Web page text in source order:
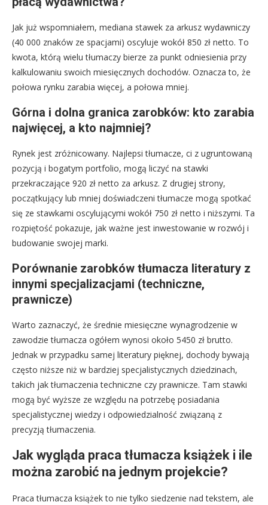
Jak już wspomniałem, mediana stawek za arkusz wydawniczy
(40 000 znaków ze spacjami) oscyluje wokół 850 zł netto. To
kwota, którą wielu tłumaczy bierze za punkt odniesienia przy
kalkulowaniu swoich miesięcznych dochodów. Oznacza to, że
połowa rynku zarabia więcej, a połowa mniej.
Górna i dolna granica zarobków: kto zarabia
najwięcej, a kto najmniej?
Rynek jest zróżnicowany. Najlepsi tłumacze, ci z ugruntowaną
pozycją i bogatym portfolio, mogą liczyć na stawki
przekraczające 920 zł netto za arkusz. Z drugiej strony,
początkujący lub mniej doświadczeni tłumacze mogą spotkać
się ze stawkami oscylującymi wokół 750 zł netto i niższymi. Ta
rozpiętość pokazuje, jak ważne jest inwestowanie w rozwój i
budowanie swojej marki.
Porównanie zarobków tłumacza literatury z
innymi specjalizacjami (techniczne,
prawnicze)
Warto zaznaczyć, że średnie miesięczne wynagrodzenie w
zawodzie tłumacza ogółem wynosi około 5450 zł brutto.
Jednak w przypadku samej literatury pięknej, dochody bywają
często niższe niż w bardziej specjalistycznych dziedzinach,
takich jak tłumaczenia techniczne czy prawnicze. Tam stawki
mogą być wyższe ze względu na potrzebę posiadania
specjalistycznej wiedzy i odpowiedzialność związaną z
precyzją tłumaczenia.
Jak wygląda praca tłumacza książek i ile
można zarobić na jednym projekcie?
Praca tłumacza książek to nie tylko siedzenie nad tekstem, ale